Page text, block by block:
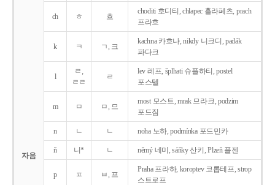
자음
ch ㅎ 흐
choditi 호디티, chlapec 흘라페츠, prach
프라흐
k ㅋ ㄱ, 크
kachna 카흐나, nikdy 니크디, padák
파다크
l
ㄹ,
ㄹㄹ
ㄹ
lev 레프, šplhati 슈플하티, postel
포스텔
m ㅁ ㅁ, 므
most 모스트, mrak 므라크, podzim
포드짐
n ㄴ ㄴ noha 노하, podmínka 포드민카
ň 니* ㄴ němý 네미, sáňky 산키, Plzeň 플젠
p ㅍ ㅂ, 프
Praha 프라하, koroptev 코롭테프, strop
스트로프